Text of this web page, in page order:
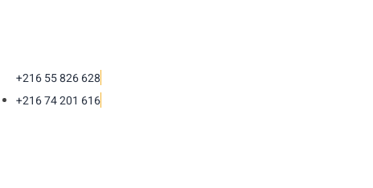
+216 55 826 628
+216 74 201 616